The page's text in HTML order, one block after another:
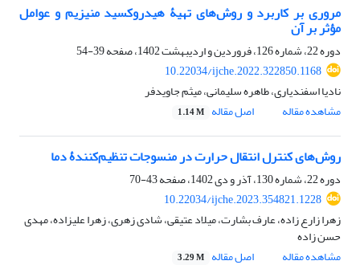
مروری بر کاربرد و روش‌های تهیۀ هیدروکسید منیزیم و عوامل
مؤثر بر آن
دوره 22، شماره 126، فروردین و اردیبهشت 1402، صفحه
39-54
10.22034/ijche.2022.322850.1168
نادیا اسفندیاری، طاهره سلیمانی، میثم جاویدفر
مشاهده مقاله
اصل مقاله 1.14 M
روش‌های کنترل انتقال حرارت در منسوجات تنظیم‌کنندۀ دما
دوره 22، شماره 130، آذر و دی 1402، صفحه
43-70
10.22034/ijche.2023.354821.1228
زهرا زارع زاده، عارف بشارت، میلاد عتیقی، شادی زهری، زهرا علیزاده، مهدی
حسن زاده
مشاهده مقاله
اصل مقاله 3.29 M